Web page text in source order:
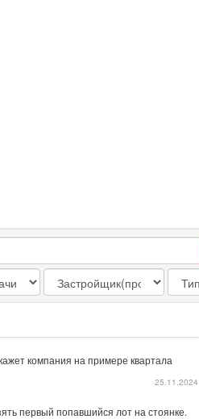
компания на примере квартала
25.11.2024
первый попавшийся лот на стоянке.